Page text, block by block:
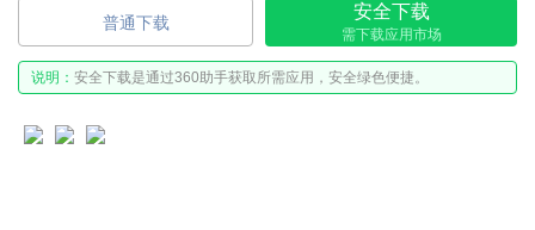
普通下载
安全下载
需下载应用市场
说明： 安全下载是通过360助手获取所需应用，安全绿色便捷。